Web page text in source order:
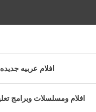
Arabic DVDs: New Arabic Movies افلام عربيه جديده